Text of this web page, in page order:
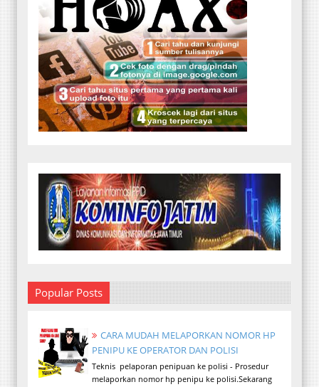
Popular Posts
CARA MUDAH MELAPORKAN NOMOR HP
PENIPU KE OPERATOR DAN POLISI
Teknis pelaporan penipuan ke polisi - Prosedur
melaporkan nomor hp penipu ke polisi.Sekarang